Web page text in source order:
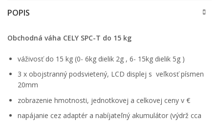
POPIS
Obchodná váha CELY SPC-T do 15 kg
váživosť do 15 kg (0- 6kg dielik 2g , 6- 15kg dielik 5g )
3 x obojstranný podsvietený, LCD displej s veľkosť písmen
20mm
zobrazenie hmotnosti, jednotkovej a celkovej ceny v €
napájanie cez adaptér a nabíjateľný akumulátor (výdrž cca